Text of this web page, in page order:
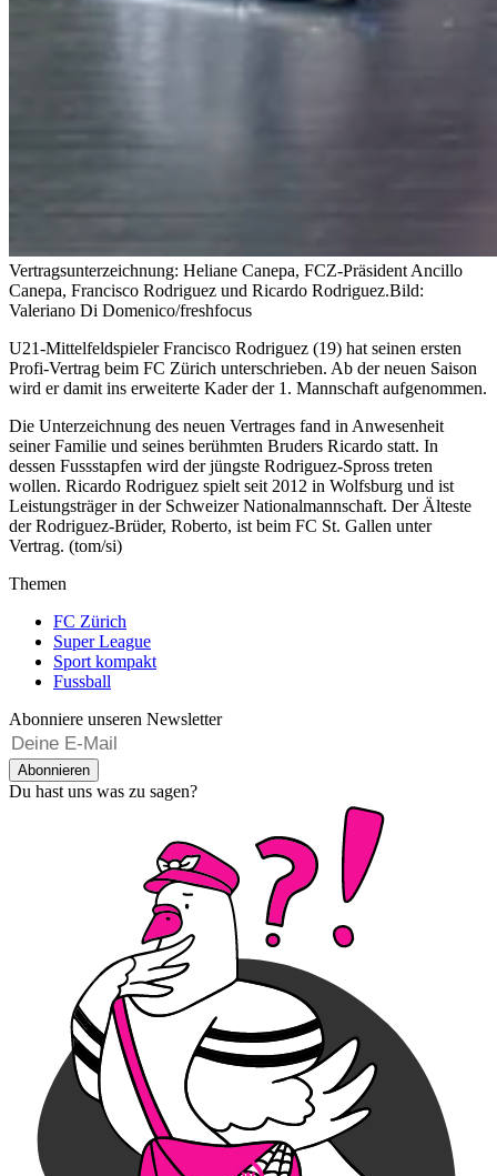
Vertragsunterzeichnung: Heliane Canepa, FCZ-Präsident Ancillo
Canepa, Francisco Rodriguez und Ricardo Rodriguez.Bild:
Valeriano Di Domenico/freshfocus
U21-Mittelfeldspieler Francisco Rodriguez (19) hat seinen ersten
Profi-Vertrag beim FC Zürich unterschrieben. Ab der neuen Saison
wird er damit ins erweiterte Kader der 1. Mannschaft aufgenommen.
Die Unterzeichnung des neuen Vertrages fand in Anwesenheit
seiner Familie und seines berühmten Bruders Ricardo statt. In
dessen Fussstapfen wird der jüngste Rodriguez-Spross treten
wollen. Ricardo Rodriguez spielt seit 2012 in Wolfsburg und ist
Leistungsträger in der Schweizer Nationalmannschaft. Der Älteste
der Rodriguez-Brüder, Roberto, ist beim FC St. Gallen unter
Vertrag. (tom/si)
Themen
FC Zürich
Super League
Sport kompakt
Fussball
Abonniere unseren Newsletter
Abonnieren
Du hast uns was zu sagen?